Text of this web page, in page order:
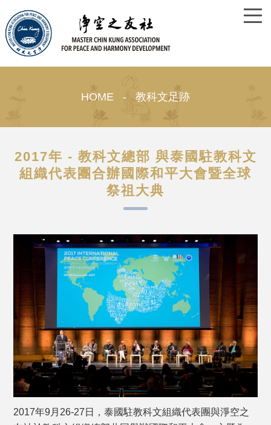
HOME - 教科文足跡
2017年 - 教科文總部 與泰國駐教科文
組織代表團合辦國際和平大會暨全球
祭祖大典
2017年9月26-27日，泰國駐教科文組織代表團與淨空之